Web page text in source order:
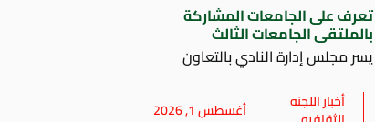
تعرف على الجامعات المشاركة
بالملتقى الجامعات الثالث
يسر مجلس إدارة النادي بالتعاون
أخبار اللجنه أغسطس 1, 2026